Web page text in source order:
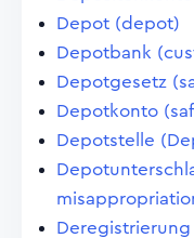
Depot (depot)
Depotbank
Depotgesetz
Depotkonto
Depotstelle